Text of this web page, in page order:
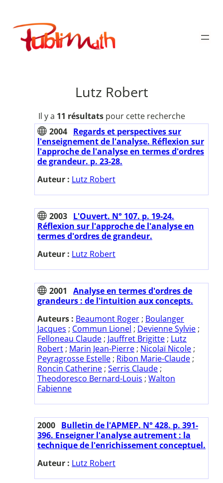
contenu
Publimath
Lutz Robert
Il y a 11 résultatspour cette recherche
2004 Regards et perspectives sur
l'enseignement de l'analyse. Réflexion sur
l'approche de l'analyse en termes d'ordres
de grandeur. p. 23-28.
Auteur : Lutz Robert
2003 L'Ouvert. N° 107. p. 19-24.
Réflexion sur l'approche de l'analyse en
termes d'ordres de grandeur.
Auteur : Lutz Robert
2001
Analyse en termes d'ordres de
grandeurs : de l'intuition aux concepts.
Auteurs : Beaumont Roger ; Boulanger
Jacques ; Commun Lionel ; Devienne Sylvie ;
Felloneau Claude ; Jauffret Brigitte ; Lutz
Robert ; Marin Jean-Pierre ; Nicolaï Nicole ;
Peyragrosse Estelle ; Ribon Marie-Claude ;
Roncin Catherine ; Serris Claude ;
Theodoresco Bernard-Louis ; Walton
Fabienne
2000 Bulletin de l'APMEP. N° 428. p. 391-
396. Enseigner l'analyse autrement : la
technique de l'enrichissement conceptuel.
Auteur : Lutz Robert